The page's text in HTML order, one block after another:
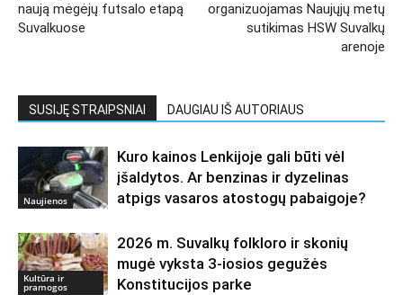
naują mėgėjų futsalo etapą
Suvalkuose
organizuojamas Naujųjų metų
sutikimas HSW Suvalkų
arenoje
SUSIJĘ STRAIPSNIAI DAUGIAU IŠ AUTORIAUS
Naujienos
Kuro kainos Lenkijoje gali būti vėl
įšaldytos. Ar benzinas ir dyzelinas
atpigs vasaros atostogų pabaigoje?
Kultūra ir
pramogos
2026 m. Suvalkų folkloro ir skonių
mugė vyksta 3-iosios gegužės
Konstitucijos parke